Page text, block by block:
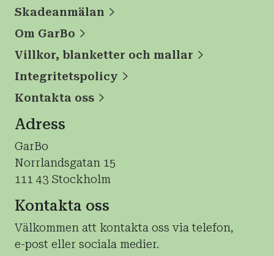
Skadeanmälan
Om GarBo
Villkor, blanketter och mallar
Integritetspolicy
Kontakta oss
Adress
GarBo
Norrlandsgatan 15
111 43 Stockholm
Kontakta oss
Välkommen att kontakta oss via telefon,
e-post eller sociala medier.